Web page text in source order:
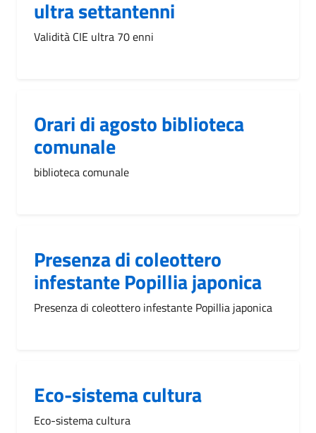
ultra settantenni
Validità CIE ultra 70 enni
Orari di agosto biblioteca
comunale
biblioteca comunale
Presenza di coleottero
infestante Popillia japonica
Presenza di coleottero infestante Popillia japonica
Eco-sistema cultura
Eco-sistema cultura